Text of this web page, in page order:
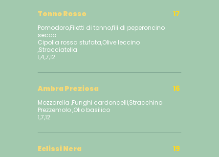
Tonno Rosso
Pomodoro,Filetti di tonno,fili di peperoncino
secco
Cipolla rossa stufata,Olive leccino
,Stracciatella
1,4,7,12
17
Ambra Preziosa
Mozzarella ,Funghi cardoncelli,Stracchino
Prezzemolo ,Olio basilico
1,7,12
16
Eclissi Nera 19